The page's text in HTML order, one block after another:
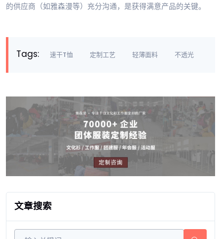
的供应商（如雅森漫等）充分沟通，是获得满意产品的关键。
Tags: 速干T恤 定制工艺 轻薄面料 不透光
文章搜索